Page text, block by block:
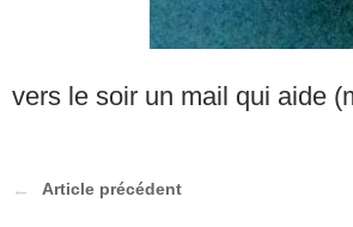
vers le soir un mail qui aide
Article précédent